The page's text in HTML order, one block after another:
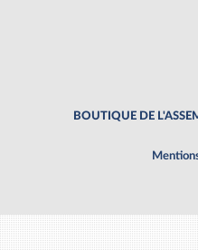
BOUTIQUE DE